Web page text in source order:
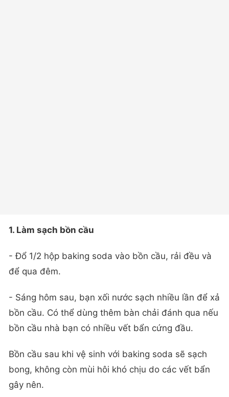
1. Làm sạch bồn cầu
- Đổ 1/2 hộp baking soda vào bồn cầu, rải đều và
để qua đêm.
- Sáng hôm sau, bạn xối nước sạch nhiều lần để xả
bồn cầu. Có thể dùng thêm bàn chải đánh qua nếu
bồn cầu nhà bạn có nhiều vết bẩn cứng đầu.
Bồn cầu sau khi vệ sinh với baking soda sẽ sạch
bong, không còn mùi hôi khó chịu do các vết bẩn
gây nên.